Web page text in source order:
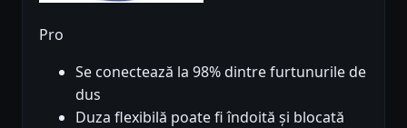
Pro
Se conectează la 98% dintre furtunurile de
dus
Duza flexibilă poate fi îndoită și blocată